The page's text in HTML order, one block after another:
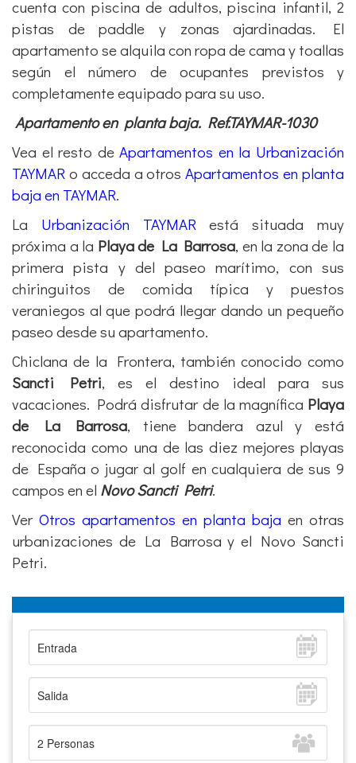
cuenta con piscina de adultos, piscina infantil, 2
pistas de paddle y zonas ajardinadas. El
apartamento se alquila con ropa de cama y toallas
según el número de ocupantes previstos y
completamente equipado para su uso.
Apartamento en planta baja. Ref.TAYMAR-1030
Vea el resto deApartamentos en la Urbanización
TAYMAR o acceda a otros Apartamentos en planta
baja en TAYMAR.
La Urbanización TAYMAR está situada muy
próxima a la Playa de La Barrosa, en la zona de la
primera pista y del paseo marítimo, con sus
chiringuitos de comida típica y puestos
veraniegos al que podrá llegar dando un pequeño
paseo desde su apartamento.
Chiclana de la Frontera, también conocido como
Sancti Petri, es el destino ideal para sus
vacaciones. Podrá disfrutar de la magnífica Playa
de La Barrosa, tiene bandera azul y está
reconocida como una de las diez mejores playas
de España o jugar al golf en cualquiera de sus 9
campos en el Novo Sancti Petri.
Ver Otros apartamentos en planta baja en otras
urbanizaciones de La Barrosa y el Novo Sancti
Petri.